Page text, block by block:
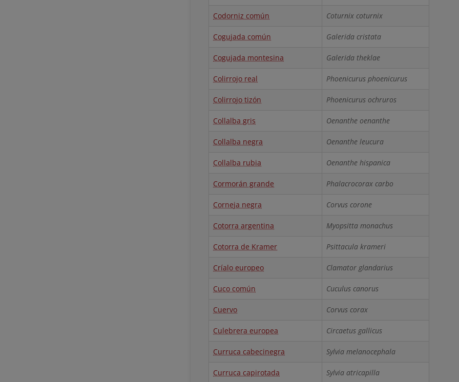
Codorniz común Coturnix coturnix
Cogujada común Galerida cristata
Cogujada montesina Galerida theklae
Colirrojo real Phoenicurus phoenicurus
Colirrojo tizón Phoenicurus ochruros
Collalba gris Oenanthe oenanthe
Collalba negra Oenanthe leucura
Collalba rubia Oenanthe hispanica
Cormorán grande Phalacrocorax carbo
Corneja negra Corvus corone
Cotorra argentina Myopsitta monachus
Cotorra de Kramer Psittacula krameri
Críalo europeo Clamator glandarius
Cuco común Cuculus canorus
Cuervo Corvus corax
Culebrera europea Circaetus gallicus
Curruca cabecinegra Sylvia melanocephala
Curruca capirotada Sylvia atricapilla